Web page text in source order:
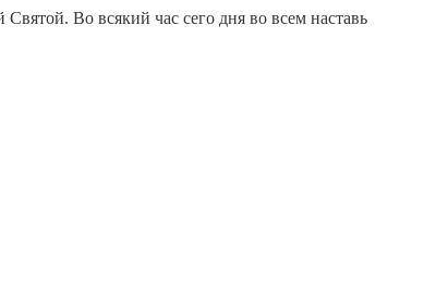
Во всякий час сего дня во всем наставь